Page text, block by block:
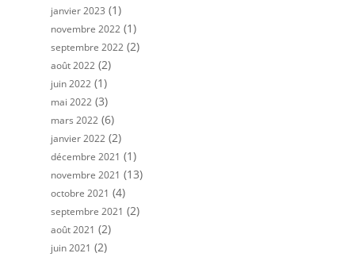
janvier 2023 (1)
novembre 2022 (1)
septembre 2022 (2)
août 2022 (2)
juin 2022 (1)
mai 2022 (3)
mars 2022 (6)
janvier 2022 (2)
décembre 2021 (1)
novembre 2021 (13)
octobre 2021 (4)
septembre 2021 (2)
août 2021 (2)
juin 2021 (2)